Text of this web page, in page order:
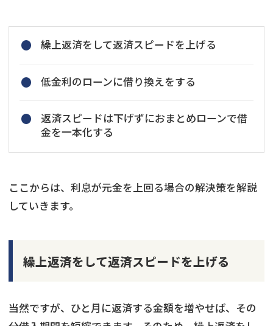
繰上返済をして返済スピードを上げる
低金利のローンに借り換えをする
返済スピードは下げずにおまとめローンで借
金を一本化する
ここからは、利息が元金を上回る場合の解決策を解説
していきます。
繰上返済をして返済スピードを上げる
当然ですが、ひと月に返済する金額を増やせば、その